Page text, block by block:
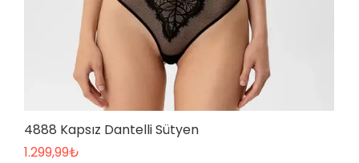
4888 Kapsız Dantelli Sütyen
1.299,99₺